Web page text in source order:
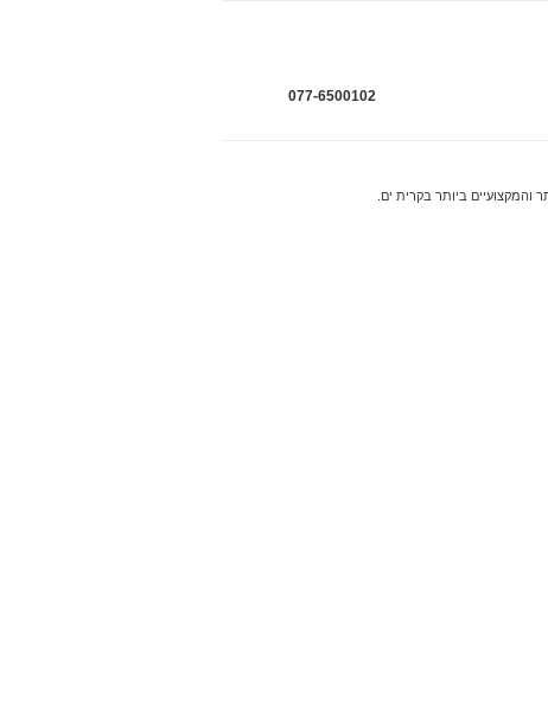
077-6500102